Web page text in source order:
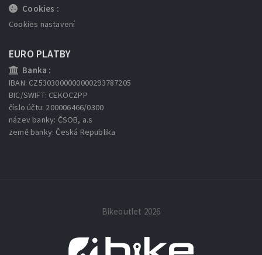
Cookies :
Cookies nastavení
EURO PLATBY
Banka :
IBAN: CZ5303000000000293787205
BIC/SWIFT: CEKOCZPP
číslo účtu: 200006466/0300
název banky: ČSOB, a.s
země banky: Česká Republika
Bikeoutlet 2026